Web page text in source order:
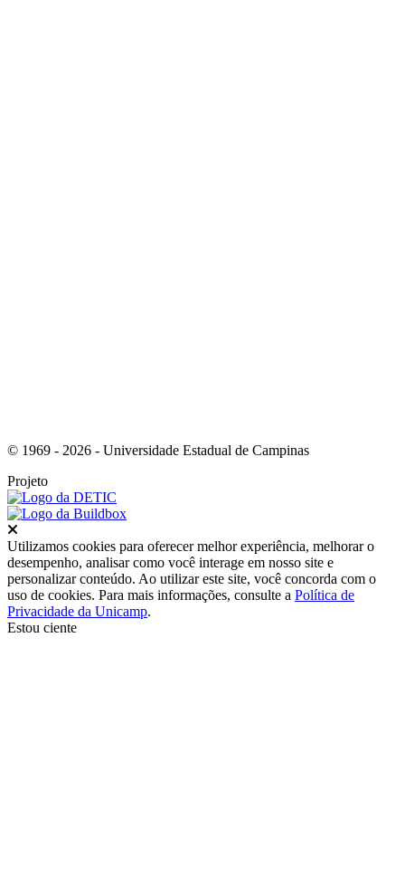
© 1969 - 2026 - Universidade Estadual de Campinas
Projeto
Utilizamos cookies para oferecer melhor experiência, melhorar o
desempenho, analisar como você interage em nosso site e
personalizar conteúdo. Ao utilizar este site, você concorda com o
uso de cookies. Para mais informações, consulte a Política de
Privacidade da Unicamp.
Estou ciente